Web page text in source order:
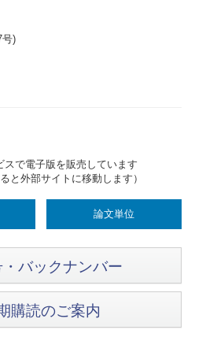
号)
スで電子版を販売しています
と外部サイトに移動します）
論文単位
バックナンバー
購読のご案内